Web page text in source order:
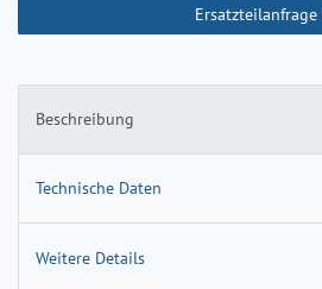
Beschreibung
Technische Daten
Weitere Details
Ersatzteilanfrage